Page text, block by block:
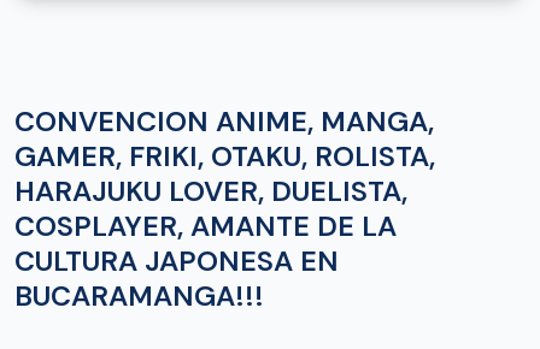
CONVENCION ANIME, MANGA,
GAMER, FRIKI, OTAKU, ROLISTA,
HARAJUKU LOVER, DUELISTA,
COSPLAYER, AMANTE DE LA
CULTURA JAPONESA EN
BUCARAMANGA!!!